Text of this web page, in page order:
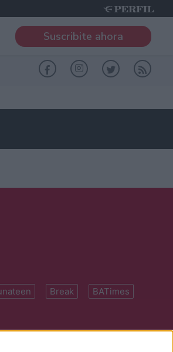
Suscribite ahora
Break BATimes